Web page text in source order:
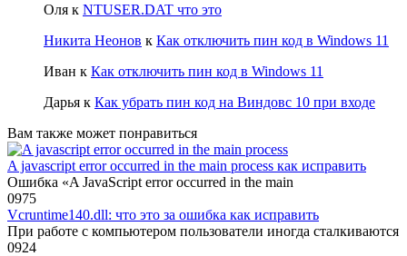
Оля к NTUSER.DAT что это
Никита Неонов к Как отключить пин код в Windows 11
Иван к Как отключить пин код в Windows 11
Дарья к Как убрать пин код на Виндовс 10 при входе
Вам также может понравиться
A javascript error occurred in the main process как исправить
Ошибка «A JavaScript error occurred in the main
0975
Vcruntime140.dll: что это за ошибка как исправить
При работе с компьютером пользователи иногда сталкиваются
0924